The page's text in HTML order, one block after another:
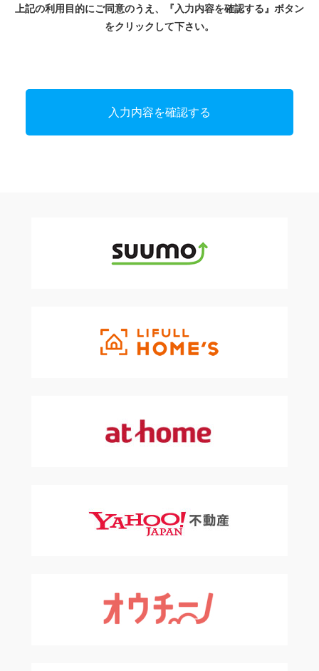
管理体制の整備・社員教育の徹底などの必要な措置を講じ、
安全対策を実施し個人情報の厳重な管理を行います。
お客様からお預かりした個人情報は、弊社からのご連絡や業
務のご案内やご質問に対する回答として、電子メールや資料
のご送付に利用いたします。
・お客様の同意がある場合
その他規範を順守するとともに、本ポリシーの内容を適宜見
直し、その改善に努めます。
上記の利用目的にご同意のうえ、『入力内容を確認する』ボタン
をクリックして下さい。